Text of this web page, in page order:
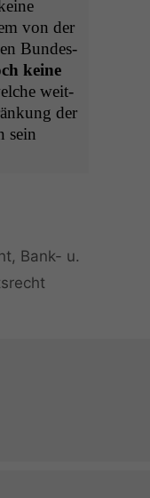
von der
Bun­des­
keine
weit­
der
sein
, Bank- u.